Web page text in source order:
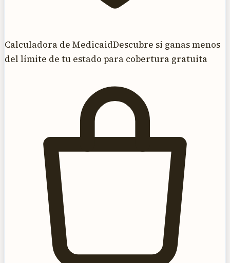
Calculadora de MedicaidDescubre si ganas menos
del límite de tu estado para cobertura gratuita